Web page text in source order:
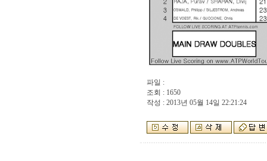
파일 :
조회 : 1650
작성 : 2013년 05월 14일 22:21:24